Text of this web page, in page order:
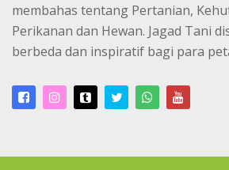
membahas tentang Pertanian,
Perikanan dan Hewan. Jagad Tani
berbeda dan inspiratif bagi para